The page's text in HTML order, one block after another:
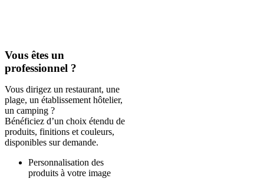
Vous êtes un
professionnel ?
Vous dirigez un restaurant, une
plage, un établissement hôtelier,
un camping ?
Bénéficiez d’un choix étendu de
produits, finitions et couleurs,
disponibles sur demande.
Personnalisation des
produits à votre image